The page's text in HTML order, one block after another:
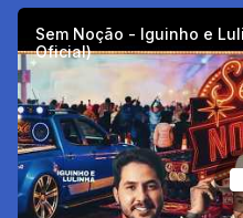
Sem Noção - Iguinho e
Oficial)